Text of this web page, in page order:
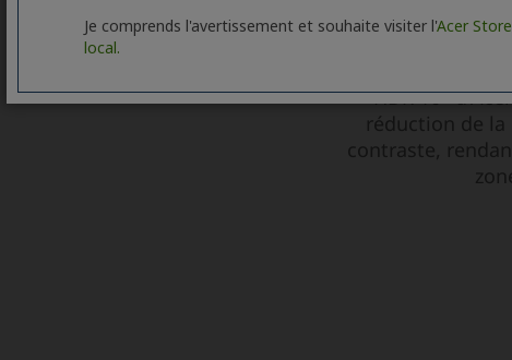
Je comprends l'avertissement et souhaite visiter l'Acer Store
local.